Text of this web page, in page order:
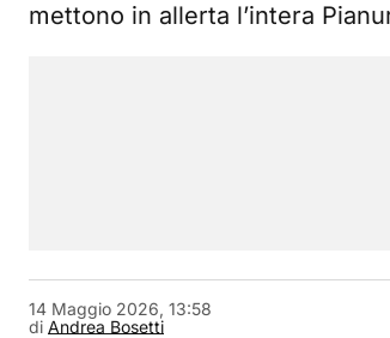
mettono in allerta l’intera
di Andrea Bosetti
14 Maggio 2026, 13:58